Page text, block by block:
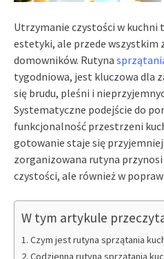
Utrzymanie czystości w kuchni
estetyki, ale przede wszystkim
domowników. Rutyna
tygodniowa, jest kluczowa dla
się brudu, pleśni i
Systematyczne podejście do
funkcjonalność przestrzeni
gotowanie staje się
zorganizowana rutyna
czystości, ale również w
W tym artykule
Czym jest rutyna sprzątania
Codzienna rutyna sprzątania